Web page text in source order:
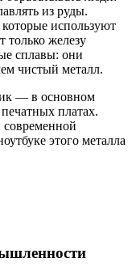
из руды.
используют
только железу
сплавы: они
чистый металл.
— в основном
платах.
этого металла